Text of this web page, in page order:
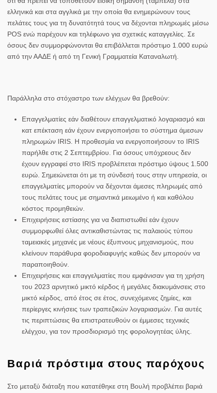
ελληνικά και στα αγγλικά με την οποία θα ενημερώνουν τους
πελάτες τους για τη δυνατότητά τους να δέχονται πληρωμές μέσω
POS ενώ παρέχουν και τηλέφωνο για σχετικές καταγγελίες. Σε
όσους δεν συμμορφώνονται θα επιβάλλεται πρόστιμο 1.000 ευρώ
από την ΑΑΔΕ ή από τη Γενική Γραμματεία Καταναλωτή.
Παράλληλα στο στόχαστρο των ελέγχων θα βρεθούν:
Επαγγελματίες εάν διαθέτουν επαγγελματικό λογαριασμό και
κατ επέκταση εάν έχουν ενεργοποιήσει το σύστημα άμεσων
πληρωμών IRIS. Η προθεσμία να ενεργοποιήσουν το IRIS
παρήλθε στις 2 Σεπτεμβρίου. Για όσους υπόχρεους δεν
έχουν εγγραφεί στο IRIS προβλέπεται πρόστιμο ύψους 1.500
ευρώ. Σημειώνεται ότι με τη σύνδεσή τους στην υπηρεσία, οι
επαγγελματίες μπορούν να δέχονται άμεσες πληρωμές από
τους πελάτες τους με σημαντικά μειωμένο ή και καθόλου
κόστος προμηθειών.
Επιχειρήσεις εστίασης για να διαπιστωθεί εάν έχουν
συμμορφωθεί όλες αντικαθιστώντας τις παλαιούς τύπου
ταμειακές μηχανές με νέους έξυπνους μηχανισμούς, που
κλείνουν παράθυρα φοροδιαφυγής καθώς δεν μπορούν να
παραποιηθούν.
Επιχειρήσεις και επαγγελματίες που εμφάνισαν για τη χρήση
του 2023 αρνητικό μικτό κέρδος ή μεγάλες διακυμάνσεις στο
μικτό κέρδος, από έτος σε έτος, συνεχόμενες ζημίες, και
περίεργες κινήσεις των τραπεζικών λογαριασμών. Για αυτές
τις περιπτώσεις θα επιστρατευθούν οι έμμεσες τεχνικές
ελέγχου, για τον προσδιορισμό της φορολογητέας ύλης.
Βαριά πρόστιμα στους παρόχους
Στο μεταξύ διάταξη που κατατέθηκε στη Βουλή προβλέπει βαριά